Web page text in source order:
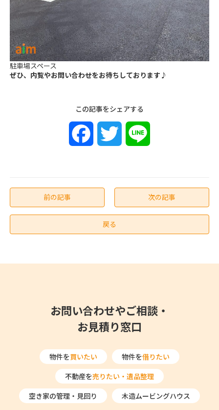
駐車場スペース
ぜひ、内覧やお問い合わせをお待ちしております♪
この記事をシェアする
e
b
k
t
t
e
前の記事 次の記事
戻る
お問い合わせやご相談・
お見積り窓口
物件を買いたい 物件を借りたい
不動産を売りたい・遺品整理
空き家の管理・見回り
木造ムービングハウス